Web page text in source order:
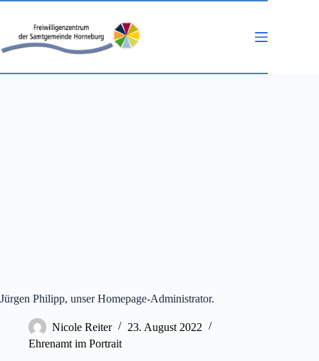
Zum
springen
Jürgen Philipp, unser Homepage-Administrator.
Nicole Reiter
23. August 2022
Ehrenamt im Portrait